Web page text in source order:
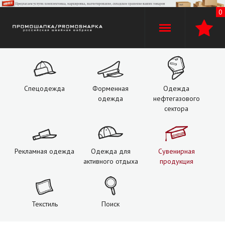
0
529-74-02
+7 (920) 110-30-00
Производство
Спецодежда
Форменная
одежда
Одежда
нефтегазового
сектора
Рекламная одежда
Одежда для
активного отдыха
Сувенирная
продукция
Текстиль Поиск